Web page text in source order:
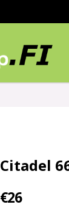
Citadel
€26